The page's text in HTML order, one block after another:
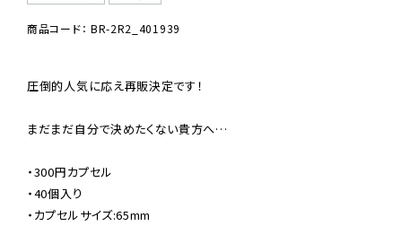
商品コード： BR-2R2_401939
圧倒的人気に応え再販決定です！
まだまだ自分で決めたくない貴方へ…
・300円カプセル
・40個入り
・カプセルサイズ:65mm